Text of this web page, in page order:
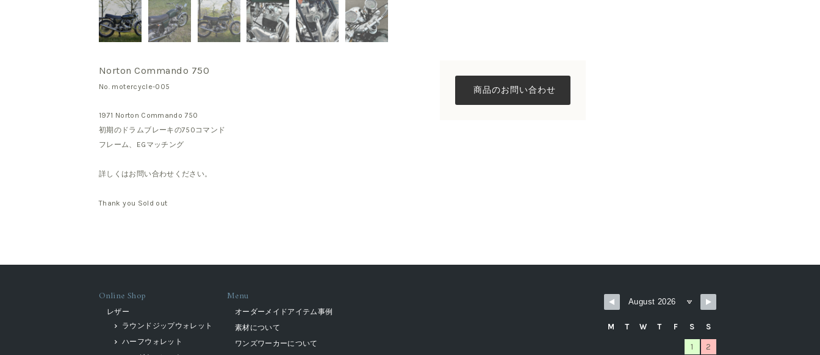
Norton Commando 750
No. motercycle-005
1971 Norton Commando 750
初期のドラムブレーキの750コマンド
フレーム、EGマッチング
詳しくはお問い合わせください。
Thank you Sold out
Online Shop
レザー
ラウンドジップウォレット
ハーフウォレット
Menu
オーダーメイドアイテム事例
素材について
ワンズワーカーについて
M T W T F S S
1 2